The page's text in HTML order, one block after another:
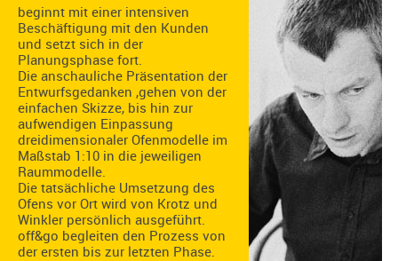
beginnt mit einer intensiven
Beschäftigung mit den Kunden
und setzt sich in der
Planungsphase fort.
Die anschauliche Präsentation der
Entwurfsgedanken ,gehen von der
einfachen Skizze, bis hin zur
aufwendigen Einpassung
dreidimensionaler Ofenmodelle im
Maßstab 1:10 in die jeweiligen
Raummodelle.
Die tatsächliche Umsetzung des
Ofens vor Ort wird von Krotz und
Winkler persönlich ausgeführt.
off&go begleiten den Prozess von
der ersten bis zur letzten Phase.